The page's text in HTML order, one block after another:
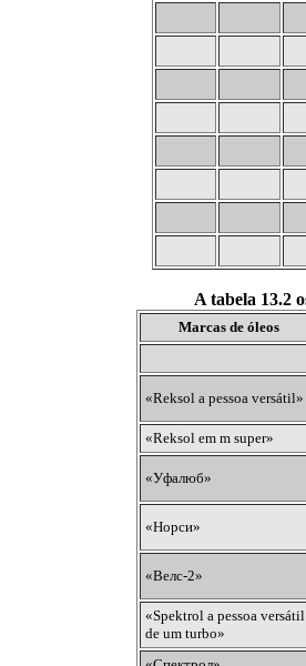
A tabela 13.2
Marcas de óleos
«Reksol a pessoa versátil»
«Reksol em m super»
«Уфалюб»
«Норси»
«Велс-2»
«Spektrol a pessoa versátil
de um turbo»